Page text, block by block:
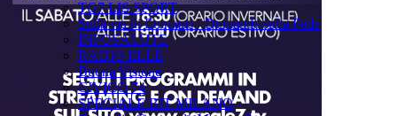
TG7 LIS SPORT
Sulla via di Emmaus - Domande sulla Fede
INFOSALUTE
RADIO ELLE
Buona Visione
CIVICO 74
SPECIALE BIT MILANO